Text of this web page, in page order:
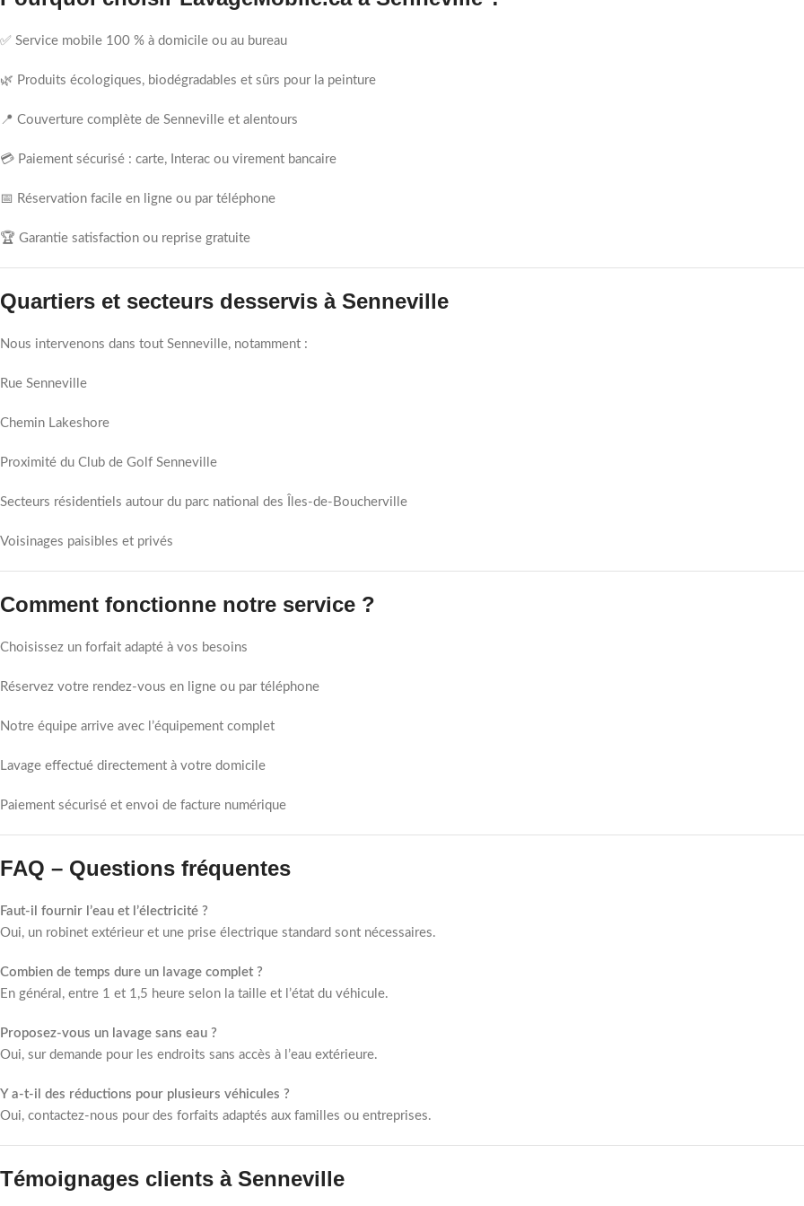
✅ Service mobile 100 % à domicile ou au bureau
🌿 Produits écologiques, biodégradables et sûrs pour la peinture
📍 Couverture complète de Senneville et alentours
💳 Paiement sécurisé : carte, Interac ou virement bancaire
📅 Réservation facile en ligne ou par téléphone
🏆 Garantie satisfaction ou reprise gratuite
Quartiers et secteurs desservis à Senneville
Nous intervenons dans tout Senneville, notamment :
Rue Senneville
Chemin Lakeshore
Proximité du Club de Golf Senneville
Secteurs résidentiels autour du parc national des Îles-de-Boucherville
Voisinages paisibles et privés
Comment fonctionne notre service ?
Choisissez un forfait adapté à vos besoins
Réservez votre rendez-vous en ligne ou par téléphone
Notre équipe arrive avec l’équipement complet
Lavage effectué directement à votre domicile
Paiement sécurisé et envoi de facture numérique
FAQ – Questions fréquentes
Faut-il fournir l’eau et l’électricité ?
Oui, un robinet extérieur et une prise électrique standard sont nécessaires.
Combien de temps dure un lavage complet ?
En général, entre 1 et 1,5 heure selon la taille et l’état du véhicule.
Proposez-vous un lavage sans eau ?
Oui, sur demande pour les endroits sans accès à l’eau extérieure.
Y a-t-il des réductions pour plusieurs véhicules ?
Oui, contactez-nous pour des forfaits adaptés aux familles ou entreprises.
Témoignages clients à Senneville